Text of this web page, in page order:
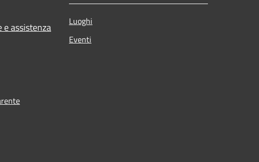
e assistenza
Luoghi
Eventi